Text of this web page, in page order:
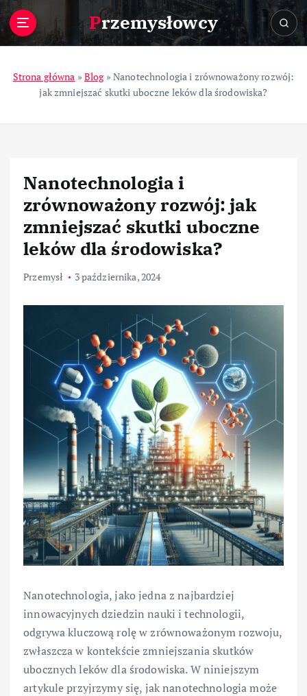
Przemysłowcy
Strona główna » Blog» Nanotechnologia i zrównoważony rozwój:
jak zmniejszać skutki uboczne leków dla środowiska?
Nanotechnologia i
zrównoważony rozwój: jak
zmniejszać skutki uboczne
leków dla środowiska?
Przemysł 3 października, 2024
Nanotechnologia, jako jedna z najbardziej
innowacyjnych dziedzin nauki i technologii,
odgrywa kluczową rolę w zrównoważonym rozwoju,
zwłaszcza w kontekście zmniejszania skutków
ubocznych leków dla środowiska. W niniejszym
artykule przyjrzymy się, jak nanotechnologia może